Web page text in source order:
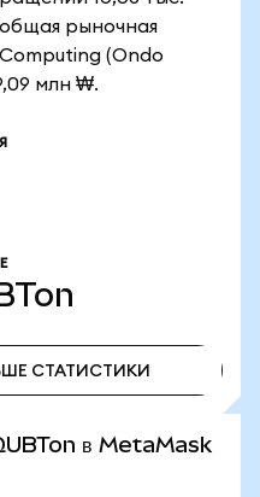
рыночная
(Ondo
млн ₩.
СТАТИСТИКИ
в MetaMask